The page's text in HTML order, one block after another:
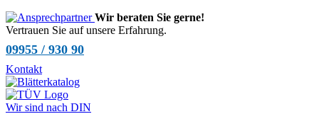
Wir beraten Sie gerne!
Vertrauen Sie auf unsere Erfahrung.
09955 / 930 90
Kontakt
Wir sind nach DIN